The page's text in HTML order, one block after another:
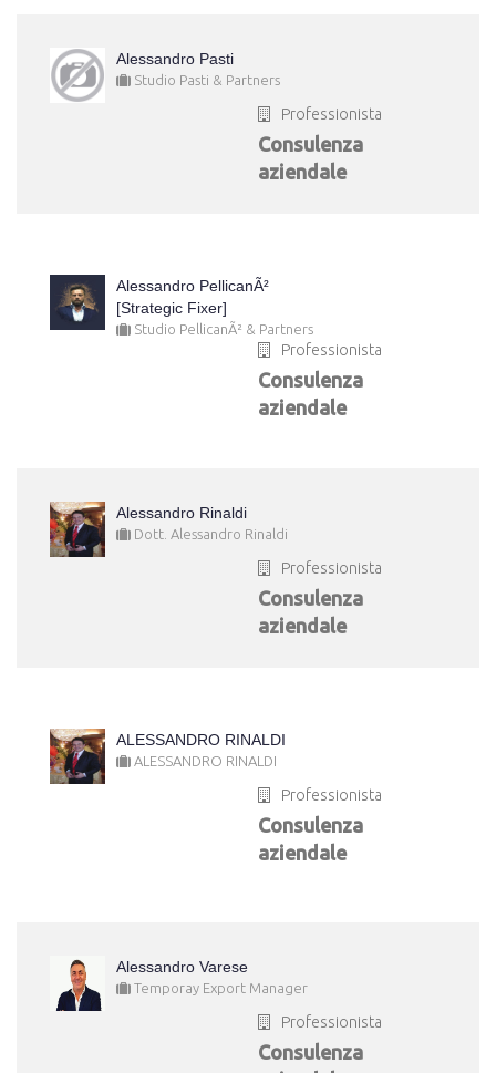
Alessandro Pasti
Studio Pasti & Partners
Professionista
Consulenza
aziendale
Alessandro PellicanÃ²
[Strategic Fixer]
Studio PellicanÃ² & Partners
Professionista
Consulenza
aziendale
Alessandro Rinaldi
Dott. Alessandro Rinaldi
Professionista
Consulenza
aziendale
ALESSANDRO RINALDI
ALESSANDRO RINALDI
Professionista
Consulenza
aziendale
Alessandro Varese
Temporay Export Manager
Professionista
Consulenza